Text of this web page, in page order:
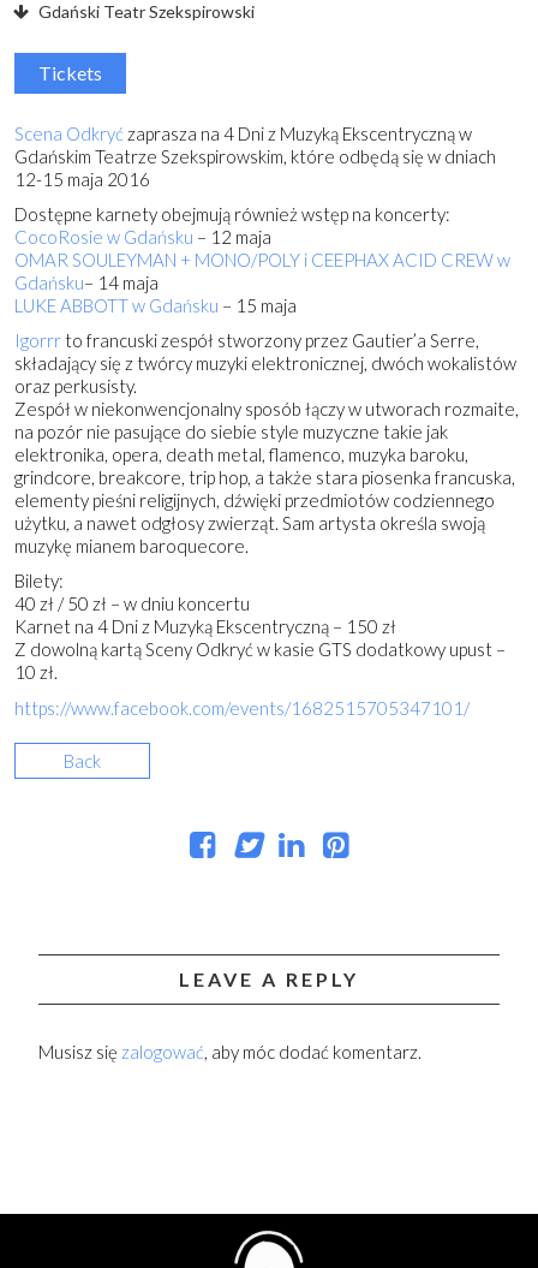
Gdański Teatr Szekspirowski
Tickets
Scena Odkryć zaprasza na 4 Dni z Muzyką Ekscentryczną w
Gdańskim Teatrze Szekspirowskim, które odbędą się w dniach
12-15 maja 2016
Dostępne karnety obejmują również wstęp na koncerty:
CocoRosie w Gdańsku – 12 maja
OMAR SOULEYMAN + MONO/POLY i CEEPHAX ACID CREW w
Gdańsku– 14 maja
LUKE ABBOTT w Gdańsku – 15 maja
Igorrr to francuski zespół stworzony przez Gautier’a Serre,
składający się z twórcy muzyki elektronicznej, dwóch wokalistów
oraz perkusisty.
Zespół w niekonwencjonalny sposób łączy w utworach rozmaite,
na pozór nie pasujące do siebie style muzyczne takie jak
elektronika, opera, death metal, flamenco, muzyka baroku,
grindcore, breakcore, trip hop, a także stara piosenka francuska,
elementy pieśni religijnych, dźwięki przedmiotów codziennego
użytku, a nawet odgłosy zwierząt. Sam artysta określa swoją
muzykę mianem baroquecore.
Bilety:
40 zł / 50 zł – w dniu koncertu
Karnet na 4 Dni z Muzyką Ekscentryczną – 150 zł
Z dowolną kartą Sceny Odkryć w kasie GTS dodatkowy upust –
10 zł.
https://www.facebook.com/events/1682515705347101/
Back
LEAVE A REPLY
Musisz się zalogować , aby móc dodać komentarz.